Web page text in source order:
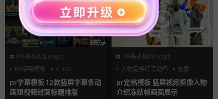
PR基本图形mogrt
PR字幕模板
VLOG
人物介绍
pr字幕模板 12款竖屏字幕条动
画短视频封面标题排版
PR基本图形mogrt
人物定格特写动画
创意
动态海报
pr定格模板 竖屏视频抠像人物
介绍冻结帧画面展示